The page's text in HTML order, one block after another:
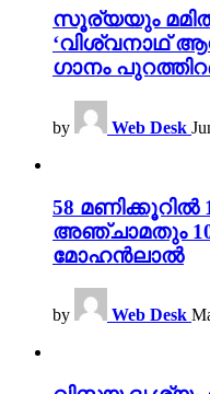
സൂര്യയും
‘വിശ്വനാഥ്
ഗാനം
by Web Desk
58 മണിക്കൂറിൽ
അഞ്ചാമതും
മോഹൻലാൽ
by Web Desk